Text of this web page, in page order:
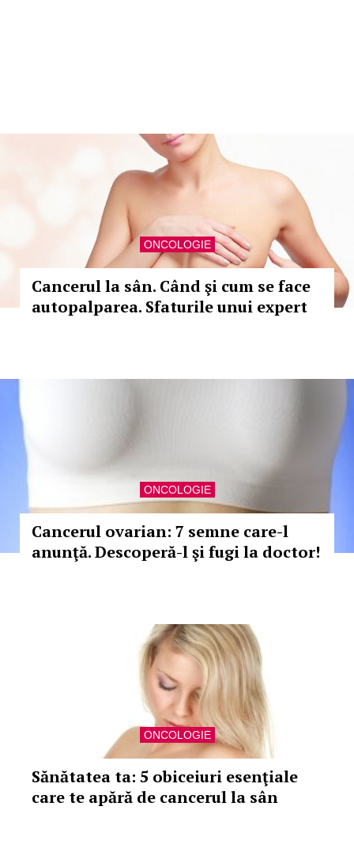
ONCOLOGIE
Cancerul la sân. Când şi cum se face
autopalparea. Sfaturile unui expert
ONCOLOGIE
Cancerul ovarian: 7 semne care-l
anunţă. Descoperă-l şi fugi la doctor!
ONCOLOGIE
Sănătatea ta: 5 obiceiuri esenţiale
care te apără de cancerul la sân